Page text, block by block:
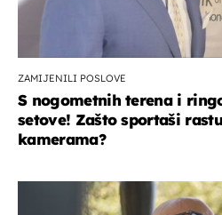
ZAMIJENILI POSLOVE
S nogometnih terena i
setove! Zašto sportaši
kamerama?